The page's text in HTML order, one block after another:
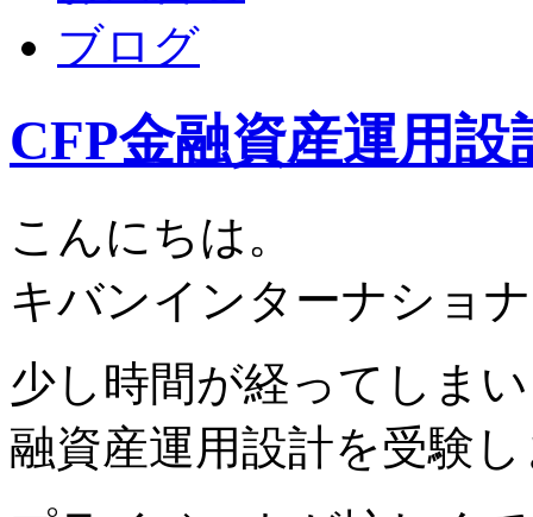
ブログ
CFP金融資産運用設
こんにちは。
キバンインターナショ
少し時間が経ってしま
融資産運用設計を受験